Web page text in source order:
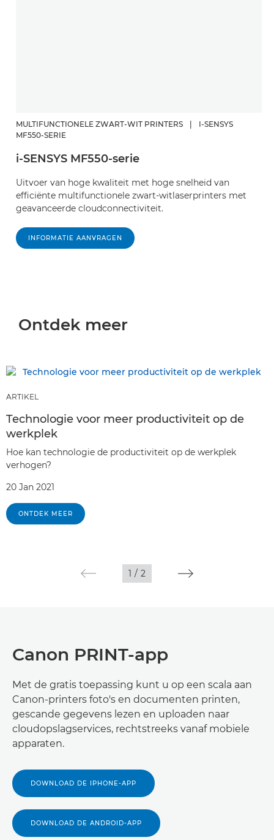
MULTIFUNCTIONELE ZWART-WIT PRINTERS
I-SENSYS
MF550-SERIE
i-SENSYS MF550-serie
Uitvoer van hoge kwaliteit met hoge snelheid van
efficiënte multifunctionele zwart-witlaserprinters met
geavanceerde cloudconnectiviteit.
INFORMATIE AANVRAGEN
Ontdek meer
ARTIKEL
Technologie voor meer productiviteit op de
werkplek
Hoe kan technologie de productiviteit op de werkplek
verhogen?
20 Jan 2021
ONTDEK MEER
1 / 2
Canon PRINT-app
Met de gratis toepassing kunt u op een scala aan
Canon-printers foto's en documenten printen,
gescande gegevens lezen en uploaden naar
cloudopslagservices, rechtstreeks vanaf mobiele
apparaten.
DOWNLOAD DE IPHONE-APP
DOWNLOAD DE ANDROID-APP